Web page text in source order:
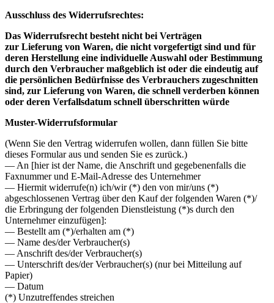
Ausschluss des Widerrufsrechtes:
Das Widerrufsrecht besteht nicht bei Verträgen
zur Lieferung von Waren, die nicht vorgefertigt sind und für
deren Herstellung eine individuelle Auswahl oder Bestimmung
durch den Verbraucher maßgeblich ist oder die eindeutig auf
die persönlichen Bedürfnisse des Verbrauchers zugeschnitten
sind, zur Lieferung von Waren, die schnell verderben können
oder deren Verfallsdatum schnell überschritten würde
Muster-Widerrufsformular
(Wenn Sie den Vertrag widerrufen wollen, dann füllen Sie bitte
dieses Formular aus und senden Sie es zurück.)
— An [hier ist der Name, die Anschrift und gegebenenfalls die
Faxnummer und E-Mail-Adresse des Unternehmer
— Hiermit widerrufe(n) ich/wir (*) den von mir/uns (*)
abgeschlossenen Vertrag über den Kauf der folgenden Waren (*)/
die Erbringung der folgenden Dienstleistung (*)s durch den
Unternehmer einzufügen]:
— Bestellt am (*)/erhalten am (*)
— Name des/der Verbraucher(s)
— Anschrift des/der Verbraucher(s)
— Unterschrift des/der Verbraucher(s) (nur bei Mitteilung auf
Papier)
— Datum
(*) Unzutreffendes streichen